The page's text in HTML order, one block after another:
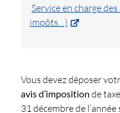
Service en charge
impôts…)
Vous devez déposer
avis d’imposition de
31 décembre de l’année